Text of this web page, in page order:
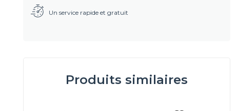
Un service rapide et gratuit
Produits similaires